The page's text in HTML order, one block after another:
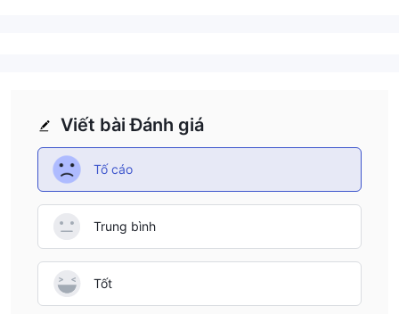
Viết bài Đánh giá
Tố cáo
Trung bình
Tốt